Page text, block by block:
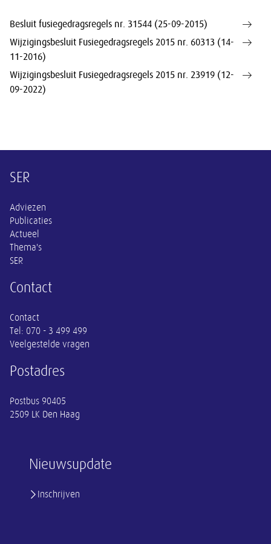
Besluit fusiegedragsregels nr. 31544 (25-09-2015)
Wijzigingsbesluit Fusiegedragsregels 2015 nr. 60313 (14-
11-2016)
Wijzigingsbesluit Fusiegedragsregels 2015 nr. 23919 (12-
09-2022)
Overige informatie
Nieuwsupdate
Inschrijven
SER
Adviezen
Publicaties
Actueel
Thema's
SER
Contact
Contact
Tel: 070 - 3 499 499
Veelgestelde vragen
Postadres
Postbus 90405
2509 LK Den Haag